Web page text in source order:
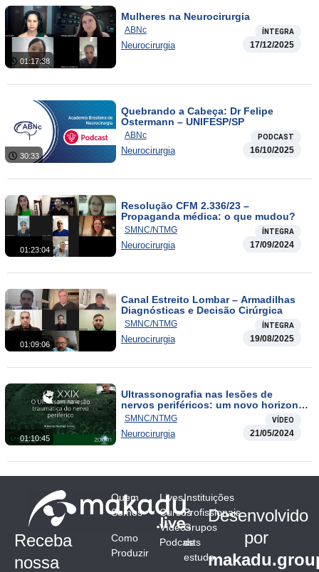
01:17:38
Mulheres na Neurocirurgia
ABNc ÍNTEGRA
Neurocirurgia 17/12/2025
30:33
Quebrando a Cabeça: Dr Felipe
Ostermann – UNIFESP/SP
ABNc PODCAST
Neurocirurgia 16/10/2025
01:23:04
Resolução CFM 2.336/23 –
Propaganda médica: o que mudou?
SMNC/NTMG ÍNTEGRA
Neurocirurgia 17/09/2024
01:09:06
Canal Estreito Lombar – Armadilhas
Diagnósticas e Decisão Cirúrgica
SMNC/NTMG ÍNTEGRA
Neurocirurgia 19/08/2025
01:10:45
Ultrassonografia nas lesões de
nervos periféricos: um novo horizonte
e mil possibilidades
SMNC/NTMG VÍDEO
Neurocirurgia 21/05/2024
Receba
nossa
Quem
Somos
Como
Produzir
Lives
Cursos
Vídeos
Podcasts
Instituições
Profissionais
Grupos
de
estudo
Desenvolvido
por